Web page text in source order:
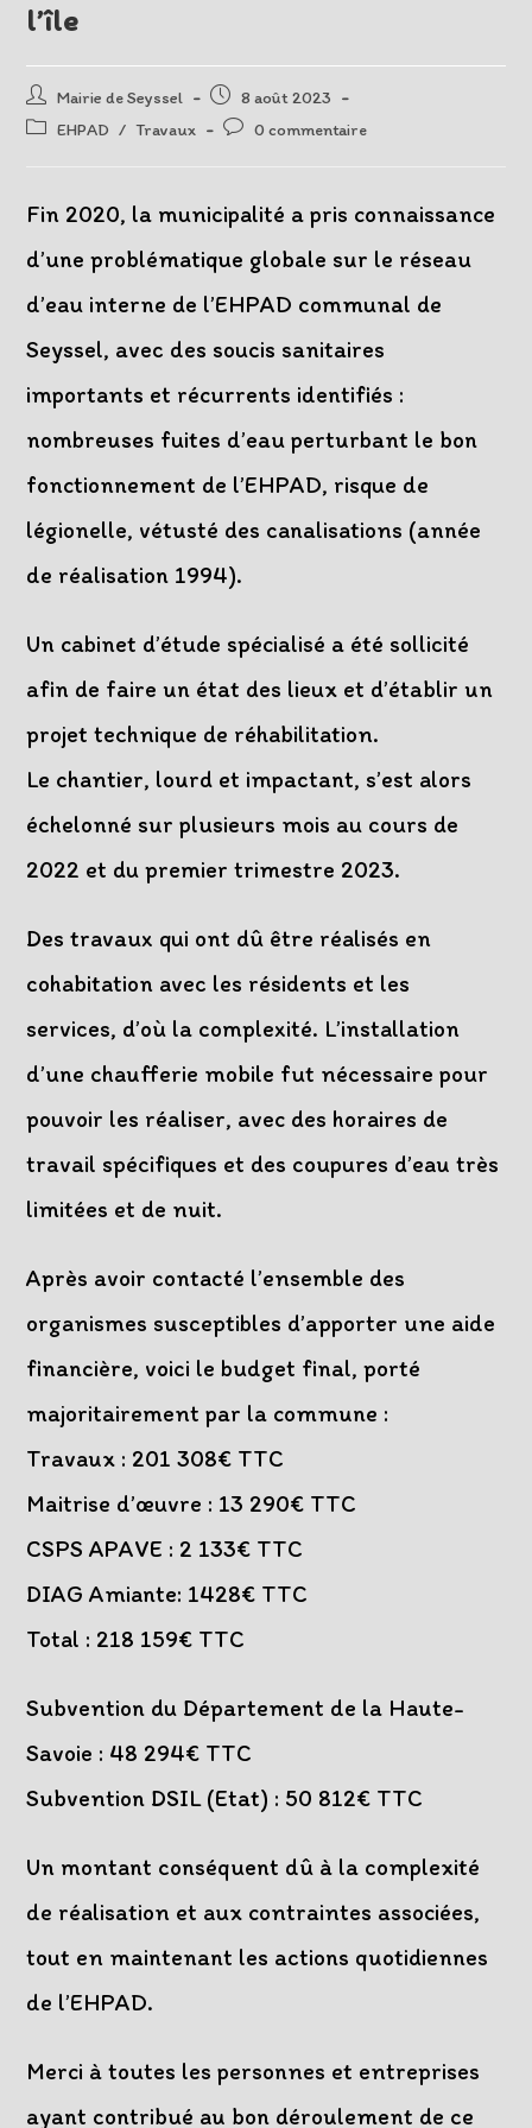
l’île
Auteur/autrice
de
Mairie de Seyssel
Post
published:
8 août 2023
PostEHPAD / Travaux
Post0 commentaire
Fin 2020, la municipalité a pris connaissance
d’une problématique globale sur le réseau
d’eau interne de l’EHPAD communal de
Seyssel, avec des soucis sanitaires
importants et récurrents identifiés :
nombreuses fuites d’eau perturbant le bon
fonctionnement de l’EHPAD, risque de
légionelle, vétusté des canalisations (année
de réalisation 1994).
Un cabinet d’étude spécialisé a été sollicité
afin de faire un état des lieux et d’établir un
projet technique de réhabilitation.
Le chantier, lourd et impactant, s’est alors
échelonné sur plusieurs mois au cours de
2022 et du premier trimestre 2023.
Des travaux qui ont dû être réalisés en
cohabitation avec les résidents et les
services, d’où la complexité. L’installation
d’une chaufferie mobile fut nécessaire pour
pouvoir les réaliser, avec des horaires de
travail spécifiques et des coupures d’eau très
limitées et de nuit.
Après avoir contacté l’ensemble des
organismes susceptibles d’apporter une aide
financière, voici le budget final, porté
majoritairement par la commune :
Travaux : 201 308€ TTC
Maitrise d’œuvre : 13 290€ TTC
CSPS APAVE : 2 133€ TTC
DIAG Amiante: 1428€ TTC
Total : 218 159€ TTC
Subvention du Département de la Haute-
Savoie : 48 294€ TTC
Subvention DSIL (Etat) : 50 812€ TTC
Un montant conséquent dû à la complexité
de réalisation et aux contraintes associées,
tout en maintenant les actions quotidiennes
de l’EHPAD.
Merci à toutes les personnes et entreprises
ayant contribué au bon déroulement de ce